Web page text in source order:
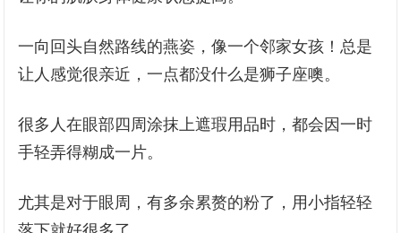
一向回头自然路线的燕姿，像一个邻家女孩！总是
让人感觉很亲近，一点都没什么是狮子座噢。
很多人在眼部四周涂抹上遮瑕用品时，都会因一时
手轻弄得糊成一片。
尤其是对于眼周，有多余累赘的粉了，用小指轻轻